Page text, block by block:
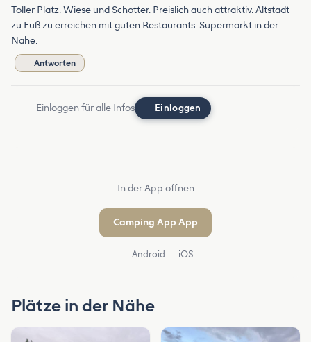
Toller Platz. Wiese und Schotter. Preislich auch attraktiv. Altstadt
zu Fuß zu erreichen mit guten Restaurants. Supermarkt in der
Nähe.
Antworten
Einloggen für alle Infos Einloggen
In der App öffnen
Camping App App
Android iOS
Plätze in der Nähe